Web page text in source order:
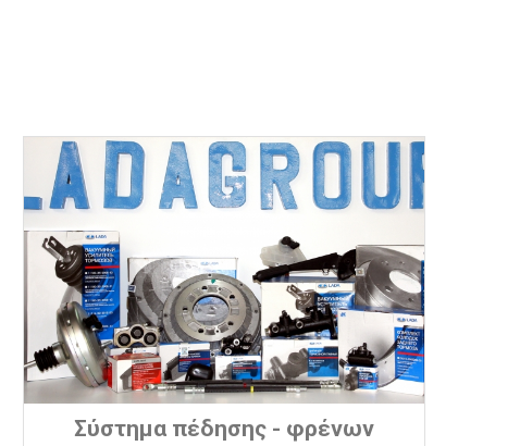
Σύστημα πέδησης - φρένων